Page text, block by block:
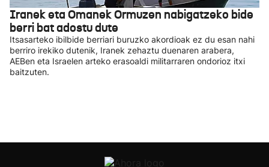
Iranek eta Omanek Ormuzen nabigatzeko bide
berri bat adostu dute
Itsasarteko ibilbide berriari buruzko akordioak ez du esan nahi
berriro irekiko dutenik, Iranek zehaztu duenaren arabera,
AEBen eta Israelen arteko erasoaldi militarraren ondorioz itxi
baitzuten.